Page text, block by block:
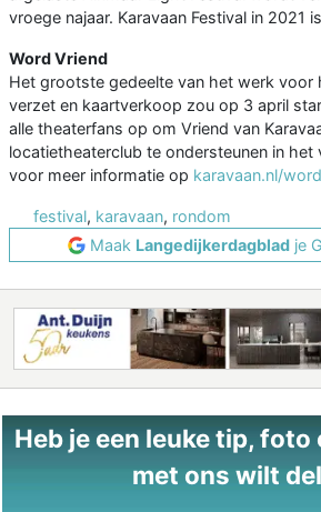
vroege najaar. Karavaan Festival in 2021
Word Vriend
Het grootste gedeelte van het werk voor
verzet en kaartverkoop zou op 3 april
alle theaterfans op om Vriend van
locatietheaterclub te ondersteunen in het
voor meer informatie op karavaan.nl/
festival, karavaan, rondom
Maak Langedijkerdagblad je
Heb je een leuke tip, foto
met ons wilt